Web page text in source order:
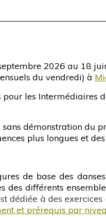
2026 au 18
du vendredi) à
les Intermédiaires
démonstration du
plus longues et
de base des
des différents
dédiée à des
et prérequis par